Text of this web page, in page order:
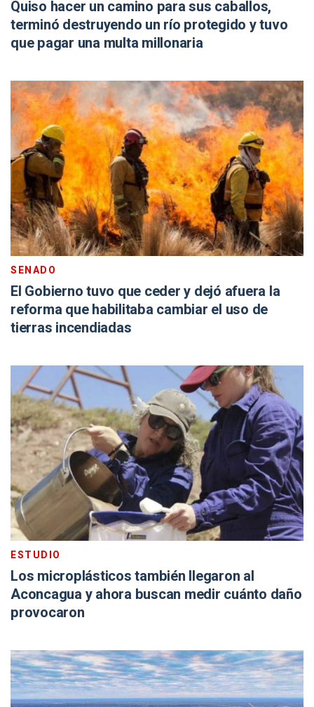
Quiso hacer un camino para sus caballos,
terminó destruyendo un río protegido y tuvo
que pagar una multa millonaria
SENADO
El Gobierno tuvo que ceder y dejó afuera la
reforma que habilitaba cambiar el uso de
tierras incendiadas
ESTUDIO
Los microplásticos también llegaron al
Aconcagua y ahora buscan medir cuánto daño
provocaron